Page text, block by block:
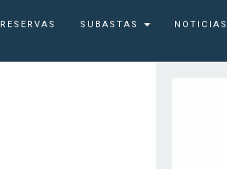
RESERVAS SUBASTAS NOTICIAS